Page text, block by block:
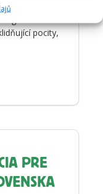
Má
pocity,
PRE